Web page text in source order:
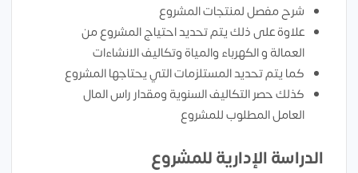
شرح مفصل لمنتجات المشروع
علاوة على ذلك يتم تحديد احتياج المشروع من
العمالة و الكهرباء والمياة وتكاليف الانشاءات
كما يتم تحديد المستلزمات التي يحتاجها المشروع
كذلك حصر التكاليف السنوية ومقدار راس المال
العامل المطلوب للمشروع
الدراسة الإدارية للمشروع